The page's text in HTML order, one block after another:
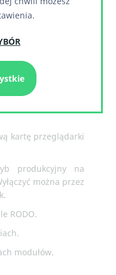
kartę przeglądarki
produkcyjny na
można przez
RODO.
modułów.